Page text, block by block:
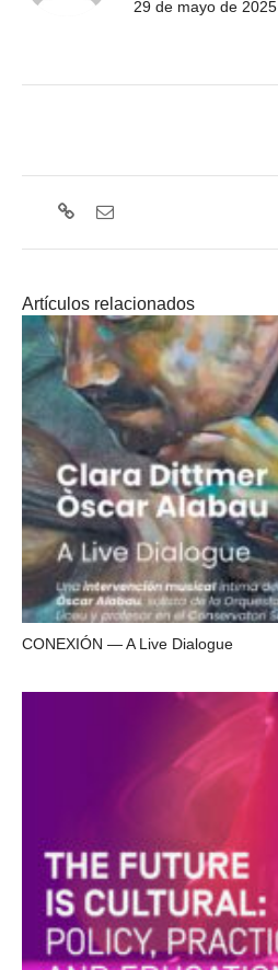
29 de mayo de 2025
Artículos relacionados
CONEXIÓN — A Live Dialogue